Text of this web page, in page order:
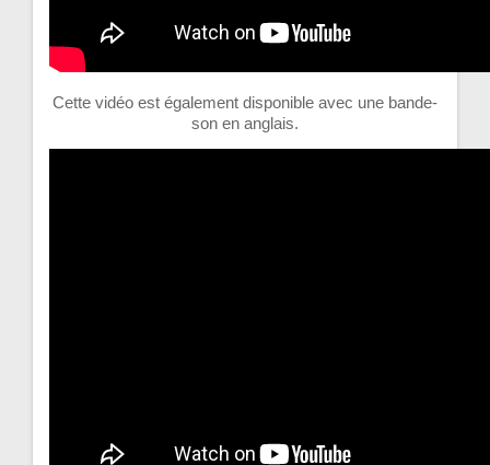
Cette vidéo est également disponible avec une bande-
son en anglais.